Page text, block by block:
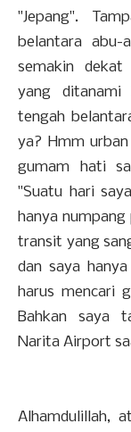
"Jepang".
belantara abu-
semakin dekat
yang ditanami
tengah
ya? Hmm
gumam hati
"Suatu hari
hanya
transit yang
dan saya
harus mencari
Bahkan saya
Narita Airport
Alhamdulillah,